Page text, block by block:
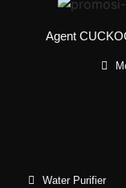
Agent
Water Purifier